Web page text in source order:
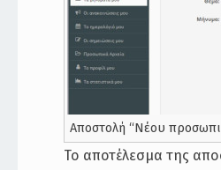
Αποστολή “Νέου
Το αποτέλεσμα της